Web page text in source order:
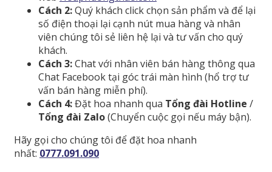
Cách 2:Quý khách click chọn sản phẩm và để lại
số điện thoại lại cạnh nút mua hàng và nhân
viên chúng tôi sẻ liên hệ lại và tư vấn cho quý
khách.
Cách 3:Chat với nhân viên bán hàng thông qua
Chat Facebook tại góc trái màn hình (hổ trợ tư
vấn bán hàng miễn phí).
Cách 4:Đặt hoa nhanh qua Tổng đài Hotline /
Tổng đài Zalo(Chuyển cuộc gọi nếu máy bận).
Hãy gọi cho chúng tôi để đặt hoa nhanh
nhất: 0777.091.090